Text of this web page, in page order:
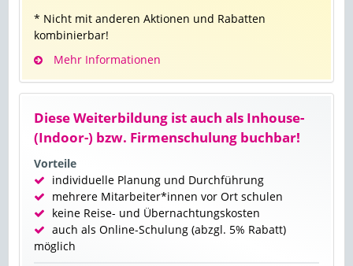
* Nicht mit anderen Aktionen und Rabatten
kombinierbar!
Mehr Informationen
Diese Weiterbildung ist auch als Inhouse-
(Indoor-) bzw. Firmenschulung buchbar!
Vorteile
individuelle Planung und Durchführung
mehrere Mitarbeiter*innen vor Ort schulen
keine Reise- und Übernachtungskosten
auch als Online-Schulung (abzgl. 5% Rabatt)
möglich